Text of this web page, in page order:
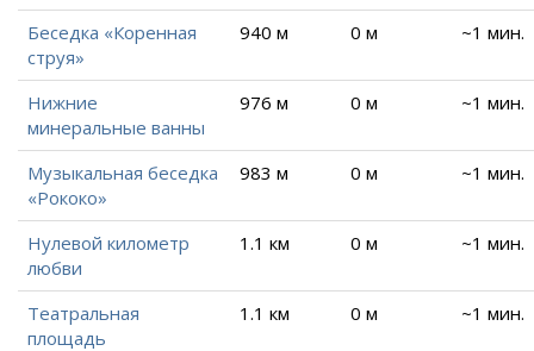
Беседка «Коренная
струя»
940 м 0 м ~1 мин.
Нижние
минеральные ванны
976 м 0 м ~1 мин.
Музыкальная беседка
«Рококо»
983 м 0 м ~1 мин.
Нулевой километр
любви
1.1 км 0 м ~1 мин.
Театральная
площадь
1.1 км 0 м ~1 мин.